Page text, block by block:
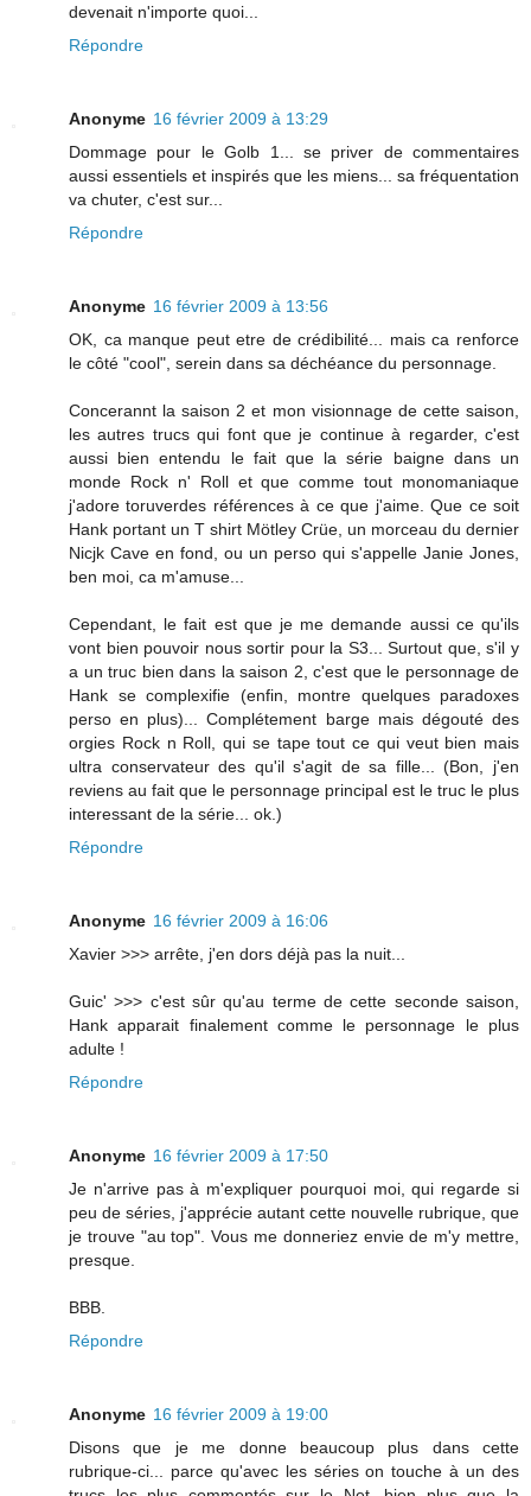
devenait n'importe quoi...
Répondre
Anonyme 16 février 2009 à 13:29
Dommage pour le Golb 1... se priver de commentaires
aussi essentiels et inspirés que les miens... sa fréquentation
va chuter, c'est sur...
Répondre
Anonyme 16 février 2009 à 13:56
OK, ca manque peut etre de crédibilité... mais ca renforce
le côté "cool", serein dans sa déchéance du personnage.
Concerannt la saison 2 et mon visionnage de cette saison,
les autres trucs qui font que je continue à regarder, c'est
aussi bien entendu le fait que la série baigne dans un
monde Rock n' Roll et que comme tout monomaniaque
j'adore toruverdes références à ce que j'aime. Que ce soit
Hank portant un T shirt Mötley Crüe, un morceau du dernier
Nicjk Cave en fond, ou un perso qui s'appelle Janie Jones,
ben moi, ca m'amuse...
Cependant, le fait est que je me demande aussi ce qu'ils
vont bien pouvoir nous sortir pour la S3... Surtout que, s'il y
a un truc bien dans la saison 2, c'est que le personnage de
Hank se complexifie (enfin, montre quelques paradoxes
perso en plus)... Complétement barge mais dégouté des
orgies Rock n Roll, qui se tape tout ce qui veut bien mais
ultra conservateur des qu'il s'agit de sa fille... (Bon, j'en
reviens au fait que le personnage principal est le truc le plus
interessant de la série... ok.)
Répondre
Anonyme 16 février 2009 à 16:06
Xavier >>> arrête, j'en dors déjà pas la nuit...
Guic' >>> c'est sûr qu'au terme de cette seconde saison,
Hank apparait finalement comme le personnage le plus
adulte !
Répondre
Anonyme 16 février 2009 à 17:50
Je n'arrive pas à m'expliquer pourquoi moi, qui regarde si
peu de séries, j'apprécie autant cette nouvelle rubrique, que
je trouve "au top". Vous me donneriez envie de m'y mettre,
presque.
BBB.
Répondre
Anonyme 16 février 2009 à 19:00
Disons que je me donne beaucoup plus dans cette
rubrique-ci... parce qu'avec les séries on touche à un des